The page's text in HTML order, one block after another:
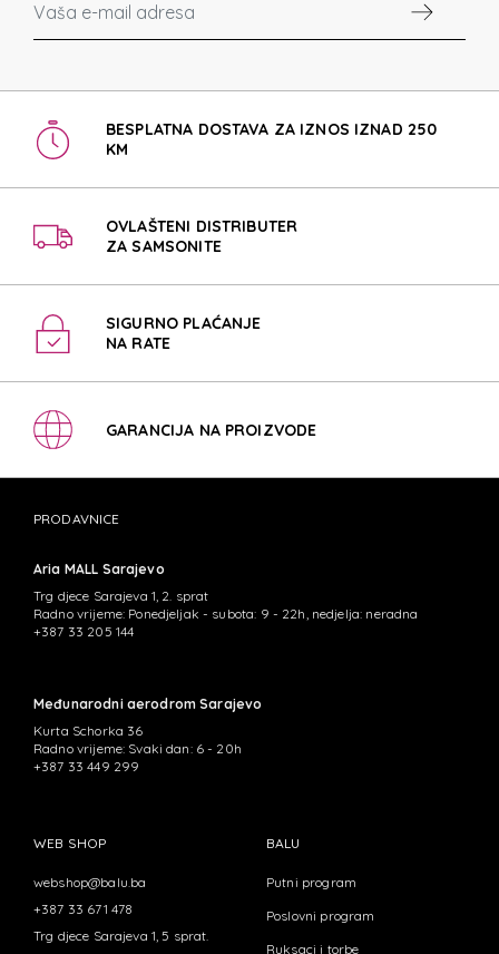
BESPLATNA DOSTAVA ZA IZNOS IZNAD 250
KM
OVLAŠTENI DISTRIBUTER
ZA SAMSONITE
SIGURNO PLAĆANJE
NA RATE
GARANCIJA NA PROIZVODE
PRODAVNICE
Aria MALL Sarajevo
Trg djece Sarajeva 1, 2. sprat
Radno vrijeme: Ponedjeljak - subota: 9 - 22h, nedjelja: neradna
+387 33 205 144
Međunarodni aerodrom Sarajevo
Kurta Schorka 36
Radno vrijeme: Svaki dan: 6 - 20h
+387 33 449 299
WEB SHOP
webshop@balu.ba
+387 33 671 478
Trg djece Sarajeva 1, 5 sprat.
BALU
Putni program
Poslovni program
Ruksaci i torbe